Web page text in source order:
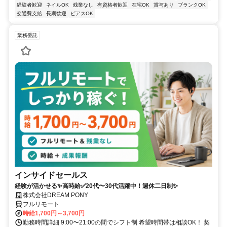
経験者歓迎
ネイルOK 残業なし 有資格者歓迎 在宅OK 賞与あり
ブランクOK
交通費支給
長期歓迎 ピアスOK
業務委託
インサイドセールス
経験が活かせる✨高時給✅20代〜30代活躍中！週休二日制✨
株式会社DREAM PONY
フルリモート
時給1,700円～3,700円
勤務時間詳細 9:00〜21:00の間でシフト制 希望時間帯は相談OK！ 契